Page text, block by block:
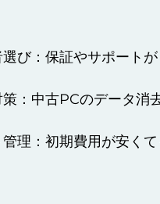
び：保証やサポート
：中古PCのデータ消
理：初期費用が安く